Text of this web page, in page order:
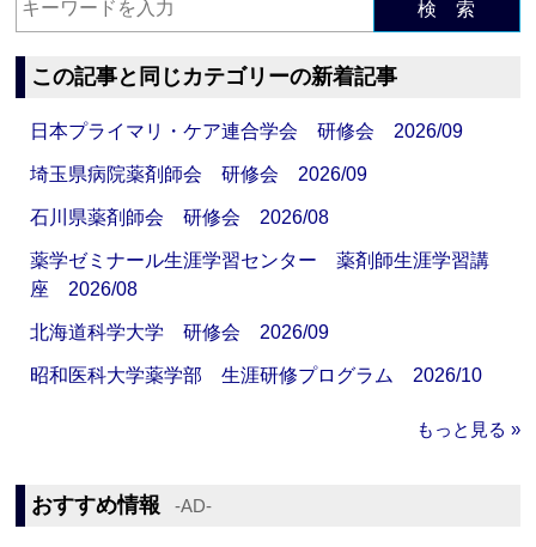
検 索
この記事と同じカテゴリーの新着記事
日本プライマリ・ケア連合学会 研修会 2026/09
埼玉県病院薬剤師会 研修会 2026/09
石川県薬剤師会 研修会 2026/08
薬学ゼミナール生涯学習センター 薬剤師生涯学習講
座 2026/08
北海道科学大学 研修会 2026/09
昭和医科大学薬学部 生涯研修プログラム 2026/10
もっと見る »
おすすめ情報 ‐AD‐